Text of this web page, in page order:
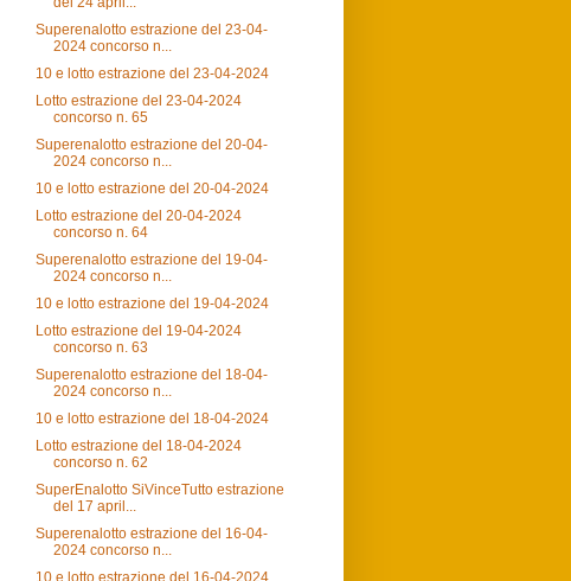
Superenalotto estrazione del 23-04-
2024 concorso n...
10 e lotto estrazione del 23-04-2024
Lotto estrazione del 23-04-2024
concorso n. 65
Superenalotto estrazione del 20-04-
2024 concorso n...
10 e lotto estrazione del 20-04-2024
Lotto estrazione del 20-04-2024
concorso n. 64
Superenalotto estrazione del 19-04-
2024 concorso n...
10 e lotto estrazione del 19-04-2024
Lotto estrazione del 19-04-2024
concorso n. 63
Superenalotto estrazione del 18-04-
2024 concorso n...
10 e lotto estrazione del 18-04-2024
Lotto estrazione del 18-04-2024
concorso n. 62
SuperEnalotto SiVinceTutto estrazione
del 17 april...
Superenalotto estrazione del 16-04-
2024 concorso n...